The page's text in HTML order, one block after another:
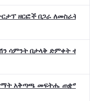
ዘርፎች በጋራ ለመስራት
ሳምንት በታላቅ ድምቀት
አቅጣጫ መፍትሔ ጠቋሚ